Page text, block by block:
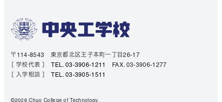
〒114-8543 東京都北区王子本町一丁目26-17
［ 学校代表 ］
TEL. 03-3906-1211
FAX. 03-3906-1277
［ 入学相談 ］
TEL. 03-3905-1511
©2026 Chuo College of Technology.